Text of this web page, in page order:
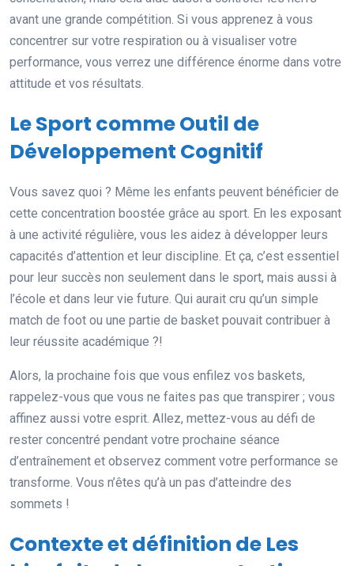
avant une grande compétition. Si vous apprenez à vous
concentrer sur votre respiration ou à visualiser votre
performance, vous verrez une différence énorme dans votre
attitude et vos résultats.
Le Sport comme Outil de
Développement Cognitif
Vous savez quoi ? Même les enfants peuvent bénéficier de
cette concentration boostée grâce au sport. En les exposant
à une activité régulière, vous les aidez à développer leurs
capacités d’attention et leur discipline. Et ça, c’est essentiel
pour leur succès non seulement dans le sport, mais aussi à
l’école et dans leur vie future. Qui aurait cru qu’un simple
match de foot ou une partie de basket pouvait contribuer à
leur réussite académique ?!
Alors, la prochaine fois que vous enfilez vos baskets,
rappelez-vous que vous ne faites pas que transpirer ; vous
affinez aussi votre esprit. Allez, mettez-vous au défi de
rester concentré pendant votre prochaine séance
d’entraînement et observez comment votre performance se
transforme. Vous n’êtes qu’à un pas d’atteindre des
sommets !
Contexte et définition de Les